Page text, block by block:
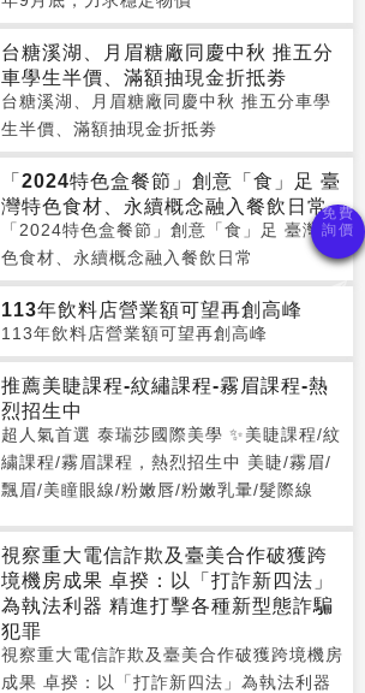
台糖溪湖、月眉糖廠同慶中秋 推五分
車學生半價、滿額抽現金折抵劵
台糖溪湖、月眉糖廠同慶中秋 推五分車學
生半價、滿額抽現金折抵劵
「2024特色盒餐節」創意「食」足 臺
灣特色食材、永續概念融入餐飲日常
「2024特色盒餐節」創意「食」足 臺灣特
色食材、永續概念融入餐飲日常
113年飲料店營業額可望再創高峰
113年飲料店營業額可望再創高峰
推薦美睫課程-紋繡課程-霧眉課程-熱
烈招生中
超人氣首選 泰瑞莎國際美學 ✨美睫課程/紋
繍課程/霧眉課程，熱烈招生中 美睫/霧眉/
飄眉/美瞳眼線/粉嫩唇/粉嫩乳暈/髮際線
視察重大電信詐欺及臺美合作破獲跨
境機房成果 卓揆：以「打詐新四法」
為執法利器 精進打擊各種新型態詐騙
犯罪
視察重大電信詐欺及臺美合作破獲跨境機房
成果 卓揆：以「打詐新四法」為執法利器